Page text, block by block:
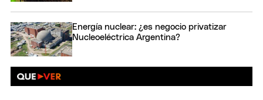
Energía nuclear: ¿es negocio privatizar
Nucleoeléctrica Argentina?